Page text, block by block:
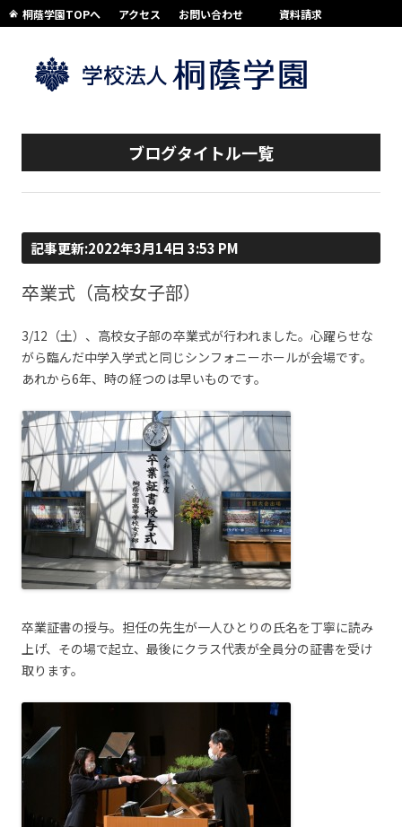
桐蔭学園TOPへ アクセス お問い合わせ 資料請求
ブログタイトル一覧
記事更新:2022年3月14日 3:53 PM
卒業式（高校女子部）
3/12（土）、高校女子部の卒業式が行われました。心躍らせな
がら臨んだ中学入学式と同じシンフォニーホールが会場です。
あれから6年、時の経つのは早いものです。
卒業証書の授与。担任の先生が一人ひとりの氏名を丁寧に読み
上げ、その場で起立、最後にクラス代表が全員分の証書を受け
取ります。